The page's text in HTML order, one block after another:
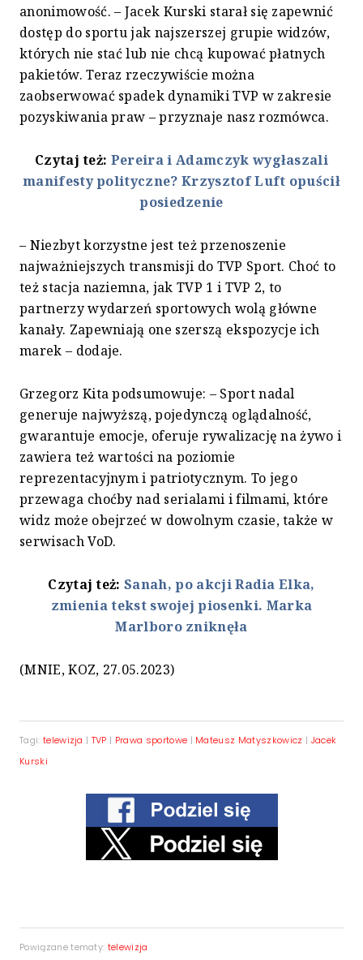
anonimowość. – Jacek Kurski starał się zapewnić
dostęp do sportu jak najszerszej grupie widzów,
których nie stać lub nie chcą kupować płatnych
pakietów. Teraz rzeczywiście można
zaobserwować spadek dynamiki TVP w zakresie
pozyskiwania praw – przyznaje nasz rozmówca.
Czytaj też: Pereira i Adamczyk wygłaszali
manifesty polityczne? Krzysztof Luft opuścił
posiedzenie
– Niezbyt korzystne jest też przenoszenie
najważniejszych transmisji do TVP Sport. Choć to
też stacja naziemna, jak TVP 1 i TVP 2, to
partnerzy wydarzeń sportowych wolą główne
kanały. Zapewniają one szerszą ekspozycje ich
marek – dodaje.
Grzegorz Kita podsumowuje: – Sport nadal
generuje najwyższą, pojedynczą oglądalność,
gwarantuje emocje, oferuje rywalizację na żywo i
zawiera też wartości na poziomie
reprezentacyjnym i patriotycznym. To jego
przewaga choćby nad serialami i filmami, które
widz może obejrzeć w dowolnym czasie, także w
serwisach VoD.
Czytaj też:Sanah, po akcji Radia Elka,
zmienia tekst swojej piosenki. Marka
Marlboro zniknęła
(MNIE, KOZ, 27.05.2023)
Tagi: telewizja | TVP | Prawa sportowe | Mateusz Matyszkowicz | Jacek
Kurski
Powiązane tematy: telewizja